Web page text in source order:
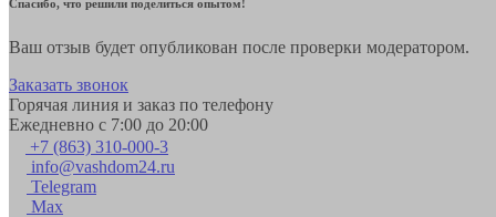
Спасибо, что решили поделиться опытом!
Ваш отзыв будет опубликован после проверки модератором.
Заказать звонок
Горячая линия и заказ по телефону
Ежедневно с 7:00 до 20:00
+7 (863) 310-000-3
info@vashdom24.ru
Telegram
Max